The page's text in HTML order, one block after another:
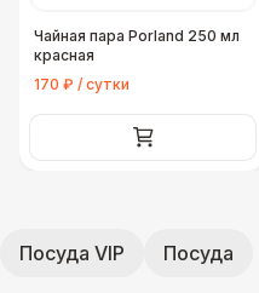
Чайная пара Porland 250 мл
красная
170 ₽ / сутки
Посуда VIP Посуда